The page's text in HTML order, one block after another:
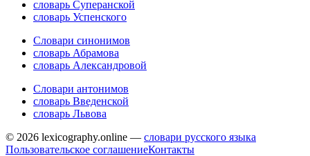
словарь Суперанской
словарь Успенского
Словари синонимов
словарь Абрамова
словарь Александровой
Словари антонимов
словарь Введенской
словарь Львова
© 2026 lexicography.online — словари русского языка
Пользовательское соглашениеКонтакты